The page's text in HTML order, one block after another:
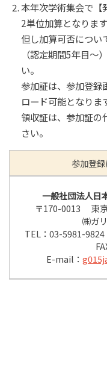
本年次学術集会で【
2単位加算となります
但し加算可否につい
（認定期間5年目～
い。
参加証は、参加登録
ロード可能となりま
領収証は、参加証の
さい。
参加登
一般社団法人日
〒170-0013
東
㈱ガ
TEL：03-5981-9824
E-mail：